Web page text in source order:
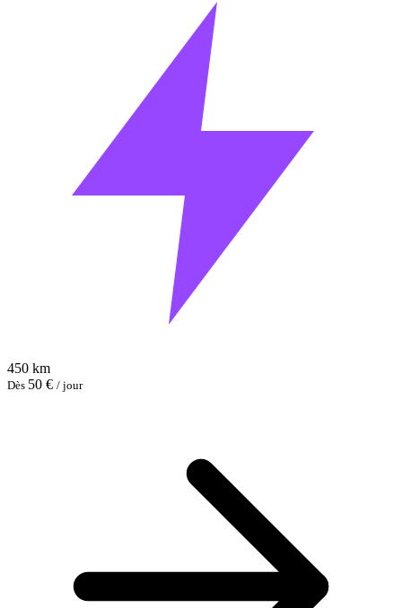
450 km
Dès 50 € / jour